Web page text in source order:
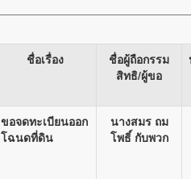
ชื่อเรื่อง
ชื่อผู้ถือกรรม
สิทธิ/ผู้ขอ
ขอจดทะเบียนออก
โฉนดที่ดิน
นางสมร ถม
โพธิ์ กับพวก